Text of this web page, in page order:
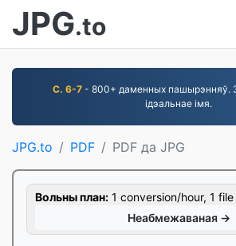
JPG.to
С. 6-7- 800+ даменных пашырэнняў.
ідэальнае імя.
JPG.to PDF PDF да JPG
Вольны план: 1 conversion/hour, 1
Неабмежаваная →